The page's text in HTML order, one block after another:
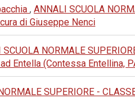
, ANNALI SCUOLA
di Giuseppe Nenci
NORMALE
Entella (Contessa Entellina,
SUPERIORE -